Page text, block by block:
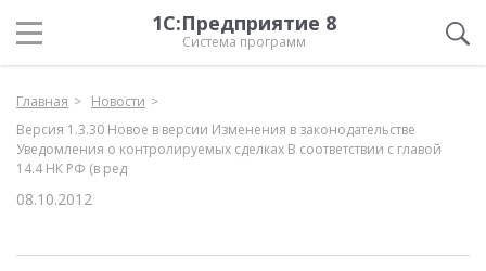
1С:Предприятие 8
Система программ
Главная
Новости
Версия 1.3.30 Новое в версии Изменения в законодательстве
Уведомления о контролируемых сделках В соответствии с главой
14.4 НК РФ (в ред
08.10.2012